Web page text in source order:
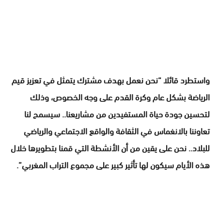
واستطرد قائلا “نحن نعمل بهدف مشترك يتمثل في تعزيز قيم
الرياضة بشكل عام وكرة القدم على وجه الخصوص، وذلك
لتحسين جودة حياة المستفيدين من مشاريعنا.. سيسمح لنا
تعاوننا بالانغماس في الثقافة والواقع الاجتماعي والرياضي
للبلاد.. نحن على يقين من أن الأنشطة التي قمنا بتطويرها خلال
هذه الأيام سيكون لها تأثير كبير على مجموع التراب المغربي”.